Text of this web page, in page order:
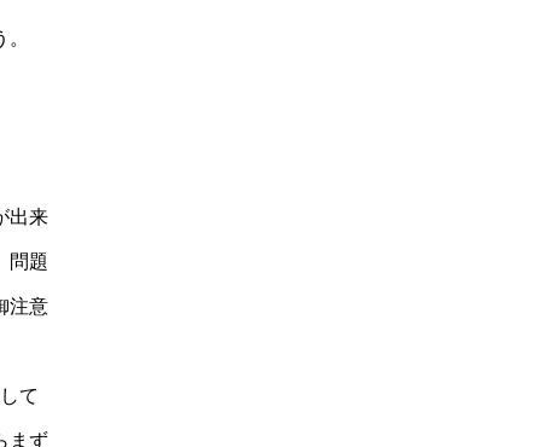
出来
問題
注意
て
まず